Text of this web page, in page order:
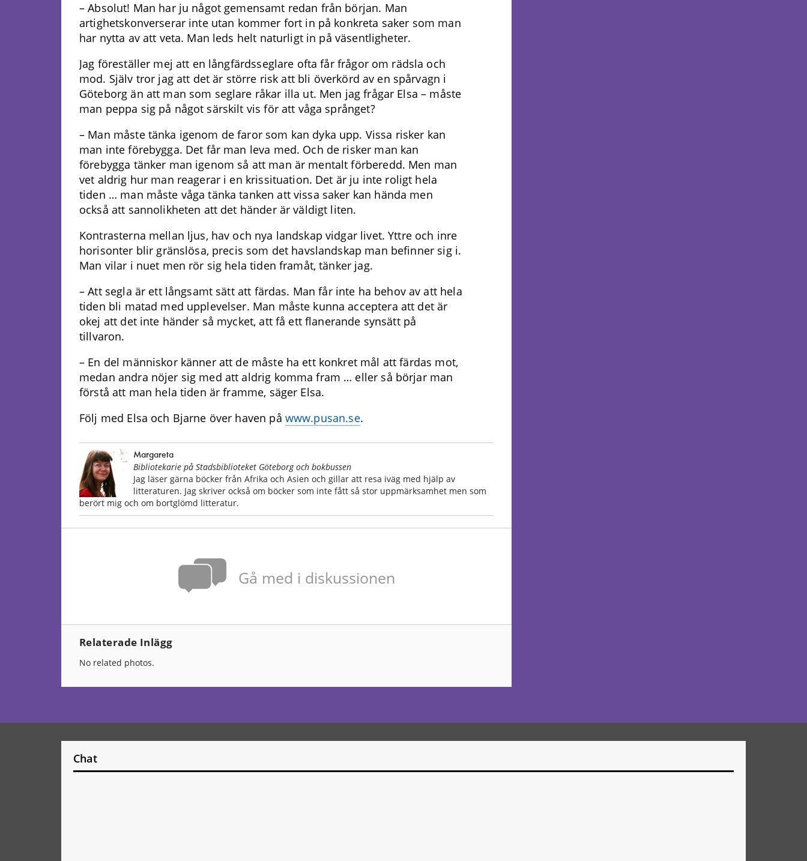
– Absolut! Man har ju något gemensamt redan från början. Man
artighetskonverserar inte utan kommer fort in på konkreta saker som man
har nytta av att veta. Man leds helt naturligt in på väsentligheter.
Jag föreställer mej att en långfärdsseglare ofta får frågor om rädsla och
mod. Själv tror jag att det är större risk att bli överkörd av en spårvagn i
Göteborg än att man som seglare råkar illa ut. Men jag frågar Elsa – måste
man peppa sig på något särskilt vis för att våga språnget?
– Man måste tänka igenom de faror som kan dyka upp. Vissa risker kan
man inte förebygga. Det får man leva med. Och de risker man kan
förebygga tänker man igenom så att man är mentalt förberedd. Men man
vet aldrig hur man reagerar i en krissituation. Det är ju inte roligt hela
tiden … man måste våga tänka tanken att vissa saker kan hända men
också att sannolikheten att det händer är väldigt liten.
Kontrasterna mellan ljus, hav och nya landskap vidgar livet. Yttre och inre
horisonter blir gränslösa, precis som det havslandskap man befinner sig i.
Man vilar i nuet men rör sig hela tiden framåt, tänker jag.
– Att segla är ett långsamt sätt att färdas. Man får inte ha behov av att hela
tiden bli matad med upplevelser. Man måste kunna acceptera att det är
okej att det inte händer så mycket, att få ett flanerande synsätt på
tillvaron.
– En del människor känner att de måste ha ett konkret mål att färdas mot,
medan andra nöjer sig med att aldrig komma fram … eller så börjar man
förstå att man hela tiden är framme, säger Elsa.
Följ med Elsa och Bjarne över haven på www.pusan.se.
Margareta
Bibliotekarie på Stadsbiblioteket Göteborg och bokbussen
Jag läser gärna böcker från Afrika och Asien och gillar att resa iväg med hjälp av
litteraturen. Jag skriver också om böcker som inte fått så stor uppmärksamhet men som
berört mig och om bortglömd litteratur.
Gå med i diskussionen
Relaterade Inlägg
No related photos.
Chat